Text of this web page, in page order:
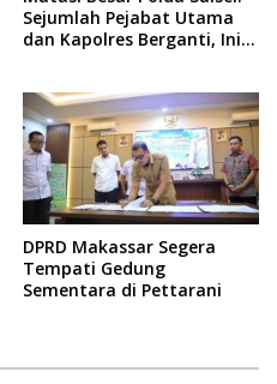
Sejumlah Pejabat Utama
dan Kapolres Berganti, Ini
DPRD Makassar Segera
Tempati Gedung
Sementara di Pettarani